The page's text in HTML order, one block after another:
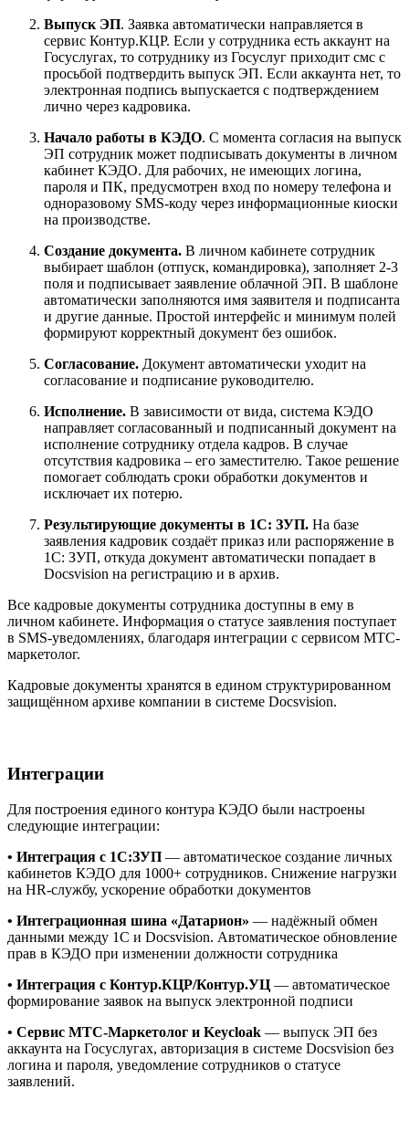
Выпуск ЭП. Заявка автоматически направляется в
сервис Контур.КЦР. Если у сотрудника есть аккаунт на
Госуслугах, то сотруднику из Госуслуг приходит смс с
просьбой подтвердить выпуск ЭП. Если аккаунта нет, то
электронная подпись выпускается с подтверждением
лично через кадровика.
Начало работы в КЭДО. С момента согласия на выпуск
ЭП сотрудник может подписывать документы в личном
кабинет КЭДО. Для рабочих, не имеющих логина,
пароля и ПК, предусмотрен вход по номеру телефона и
одноразовому SMS-коду через информационные киоски
на производстве.
Создание документа. В личном кабинете сотрудник
выбирает шаблон (отпуск, командировка), заполняет 2-3
поля и подписывает заявление облачной ЭП. В шаблоне
автоматически заполняются имя заявителя и подписанта
и другие данные. Простой интерфейс и минимум полей
формируют корректный документ без ошибок.
Согласование. Документ автоматически уходит на
согласование и подписание руководителю.
Исполнение. В зависимости от вида, система КЭДО
направляет согласованный и подписанный документ на
исполнение сотруднику отдела кадров. В случае
отсутствия кадровика – его заместителю. Такое решение
помогает соблюдать сроки обработки документов и
исключает их потерю.
Результирующие документы в 1С: ЗУП. На базе
заявления кадровик создаёт приказ или распоряжение в
1С: ЗУП, откуда документ автоматически попадает в
Docsvision на регистрацию и в архив.
Все кадровые документы сотрудника доступны в ему в
личном кабинете. Информация о статусе заявления поступает
в SMS-уведомлениях, благодаря интеграции с сервисом МТС-
маркетолог.
Кадровые документы хранятся в едином структурированном
защищённом архиве компании в системе Docsvision.
Интеграции
Для построения единого контура КЭДО были настроены
следующие интеграции:
• Интеграция с 1С:ЗУП — автоматическое создание личных
кабинетов КЭДО для 1000+ сотрудников. Снижение нагрузки
на HR-службу, ускорение обработки документов
• Интеграционная шина «Датарион» — надёжный обмен
данными между 1С и Docsvision. Автоматическое обновление
прав в КЭДО при изменении должности сотрудника
• Интеграция с Контур.КЦР/Контур.УЦ — автоматическое
формирование заявок на выпуск электронной подписи
• Сервис МТС-Маркетолог и Keycloak — выпуск ЭП без
аккаунта на Госуслугах, авторизация в системе Docsvision без
логина и пароля, уведомление сотрудников о статусе
заявлений.